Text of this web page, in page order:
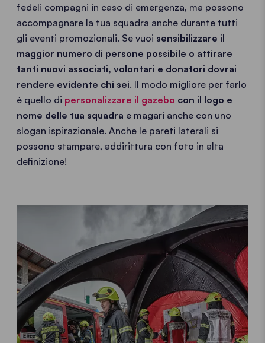
fedeli compagni in caso di emergenza, ma possono
accompagnare la tua squadra anche durante tutti
gli eventi promozionali. Se vuoi sensibilizzare il
maggior numero di persone possibile o attirare
tanti nuovi associati, volontari e donatori dovrai
rendere evidente chi sei. Il modo migliore per farlo
è quello di personalizzare il gazebo con il logo e
nome delle tua squadra e magari anche con uno
slogan ispirazionale. Anche le pareti laterali si
possono stampare, addirittura con foto in alta
definizione!